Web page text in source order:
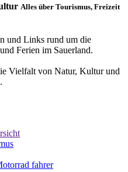
Alles über Tourismus, Freizeit
und Links rund um die
Ferien im Sauerland.
Vielfalt von Natur, Kultur und
fahrer